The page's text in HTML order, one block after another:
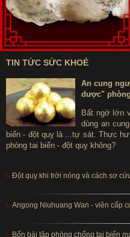
TIN TỨC SỨC KHOẺ
An cung
dược"
Bất ngờ lớn
dùng an
biến - đột quỵ là ...tự sát. Thực
phòng tai biến - đột quỵ không?
Đột quỵ khi trời nóng và cách sơ
Angong Niuhuang Wan - viên cấp
Bốn bài tập phòng chống tai biến